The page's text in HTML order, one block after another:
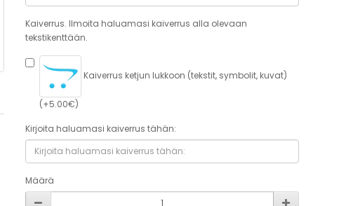
Kaiverrus. Ilmoita haluamasi kaiverrus alla olevaan
tekstikenttään.
Kaiverrus ketjun lukkoon (tekstit, symbolit, kuvat)
(+5.00€)
Kirjoita haluamasi kaiverrus tähän:
Määrä